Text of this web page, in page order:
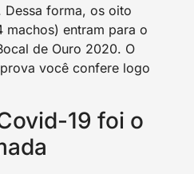
Dessa forma, os oito
machos) entram para o
de Ouro 2020. O
você confere logo
19 foi o